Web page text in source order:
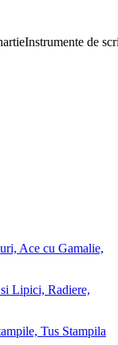
Instrumente de
Ace cu Gamalie,
Lipici, Radiere,
Tus Stampila